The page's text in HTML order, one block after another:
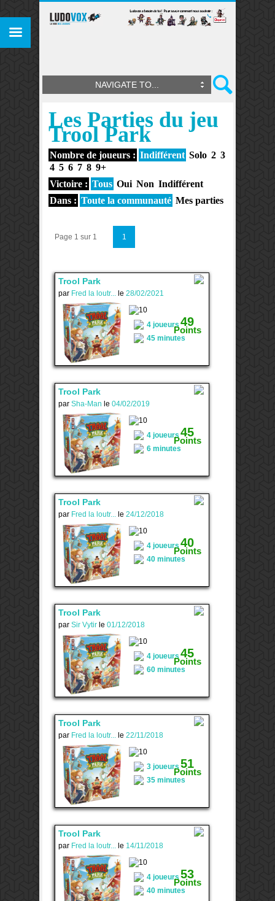
NAVIGATE TO...
Les Parties du jeu
Trool Park
Nombre de joueurs : Indifférent Solo 2 3
4 5 6 7 8 9+
Victoire : Tous Oui Non Indifférent
Dans : Toute la communauté Mes parties
Page 1 sur 1 1
Trool Park
par Fred la loutr... le 28/02/2021
49
Points
4 joueurs
45 minutes
Trool Park
par Sha-Man le 04/02/2019
45
Points
4 joueurs
6 minutes
Trool Park
par Fred la loutr... le 24/12/2018
40
Points
4 joueurs
40 minutes
Trool Park
par Sir Vytir le 01/12/2018
45
Points
4 joueurs
60 minutes
Trool Park
par Fred la loutr... le 22/11/2018
51
Points
3 joueurs
35 minutes
Trool Park
par Fred la loutr... le 14/11/2018
53
Points
4 joueurs
40 minutes